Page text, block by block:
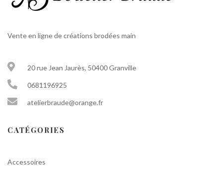
Vente en ligne de créations brodées main
20 rue Jean Jaurès, 50400 Granville
0681196925
atelierbraude@orange.fr
CATÉGORIES
Accessoires